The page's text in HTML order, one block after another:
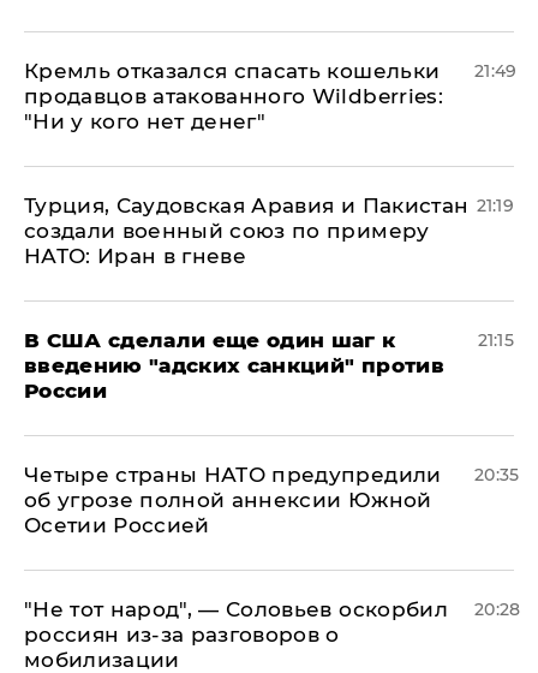
Кремль отказался спасать кошельки
продавцов атакованного Wildberries:
"Ни у кого нет денег"
21:49
Турция, Саудовская Аравия и Пакистан
создали военный союз по примеру
НАТО: Иран в гневе
21:19
В США сделали еще один шаг к
введению "адских санкций" против
России
21:15
Четыре страны НАТО предупредили
об угрозе полной аннексии Южной
Осетии Россией
20:35
​"Не тот народ", — Соловьев оскорбил
россиян из-за разговоров о
мобилизации
20:28